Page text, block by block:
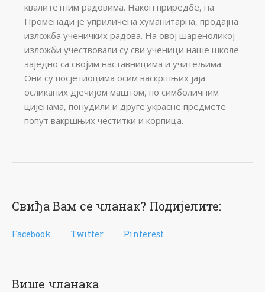
квалитетним радовима. Након приредбе, на
Променади је уприличена хуманитарна, продајна
изложба ученичких радова. На овој шареноликој
изложби учествовали су сви ученици наше школе
заједно са својим наставницима и учитељима.
Они су посјетиоцима осим васкршњих јаја
осликаних дјечијом маштом, по симболичним
цијенама, понудили и друге украсне предмете
попут вакршњих честитки и корпица.
Свиђа Вам се чланак? Подијелите:
Facebook Twitter Pinterest
Више чланака